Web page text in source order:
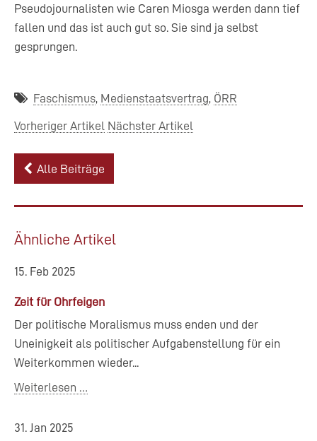
Pseudojournalisten wie Caren Miosga werden dann tief
fallen und das ist auch gut so. Sie sind ja selbst
gesprungen.
Faschismus Medienstaatsvertrag ÖRR
Vorheriger Artikel Nächster Artikel
Alle Beiträge
Ähnliche Artikel
15. Feb 2025
Zeit für Ohrfeigen
Der politische Moralismus muss enden und der
Uneinigkeit als politischer Aufgabenstellung für ein
Weiterkommen wieder...
Weiterlesen …
31. Jan 2025